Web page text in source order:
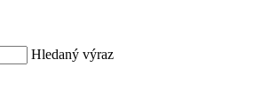
Hledaný výraz